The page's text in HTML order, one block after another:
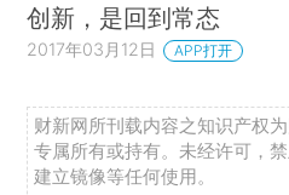
创新，是回到常态
2017年03月12日 APP打开
财新网所刊载内容之知识产权
专属所有或持有。未经许可，
建立镜像等任何使用。